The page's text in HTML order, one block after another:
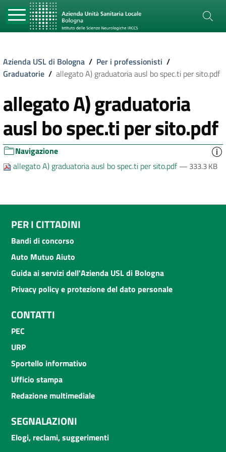
Azienda USL di Bologna / Per i professionisti /
Graduatorie / allegato A) graduatoria ausl bo spec.ti per sito.pdf
allegato A) graduatoria
ausl bo spec.ti per sito.pdf
Navigazione
allegato A) graduatoria ausl bo spec.ti per sito.pdf— 333.3 KB
PER I CITTADINI
Bandi di concorso
Auto Mutuo Aiuto
Guida ai servizi dell'Azienda USL di Bologna
Privacy policy e protezione del dato personale
CONTATTI
PEC
URP
Sportello informativo
Ufficio stampa
Redazione multimediale
SEGNALAZIONI
Elogi, reclami, suggerimenti